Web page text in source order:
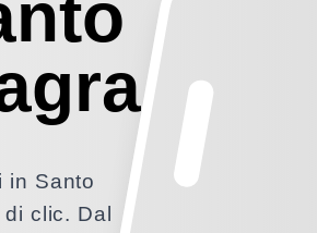
in Santo
clic. Dal